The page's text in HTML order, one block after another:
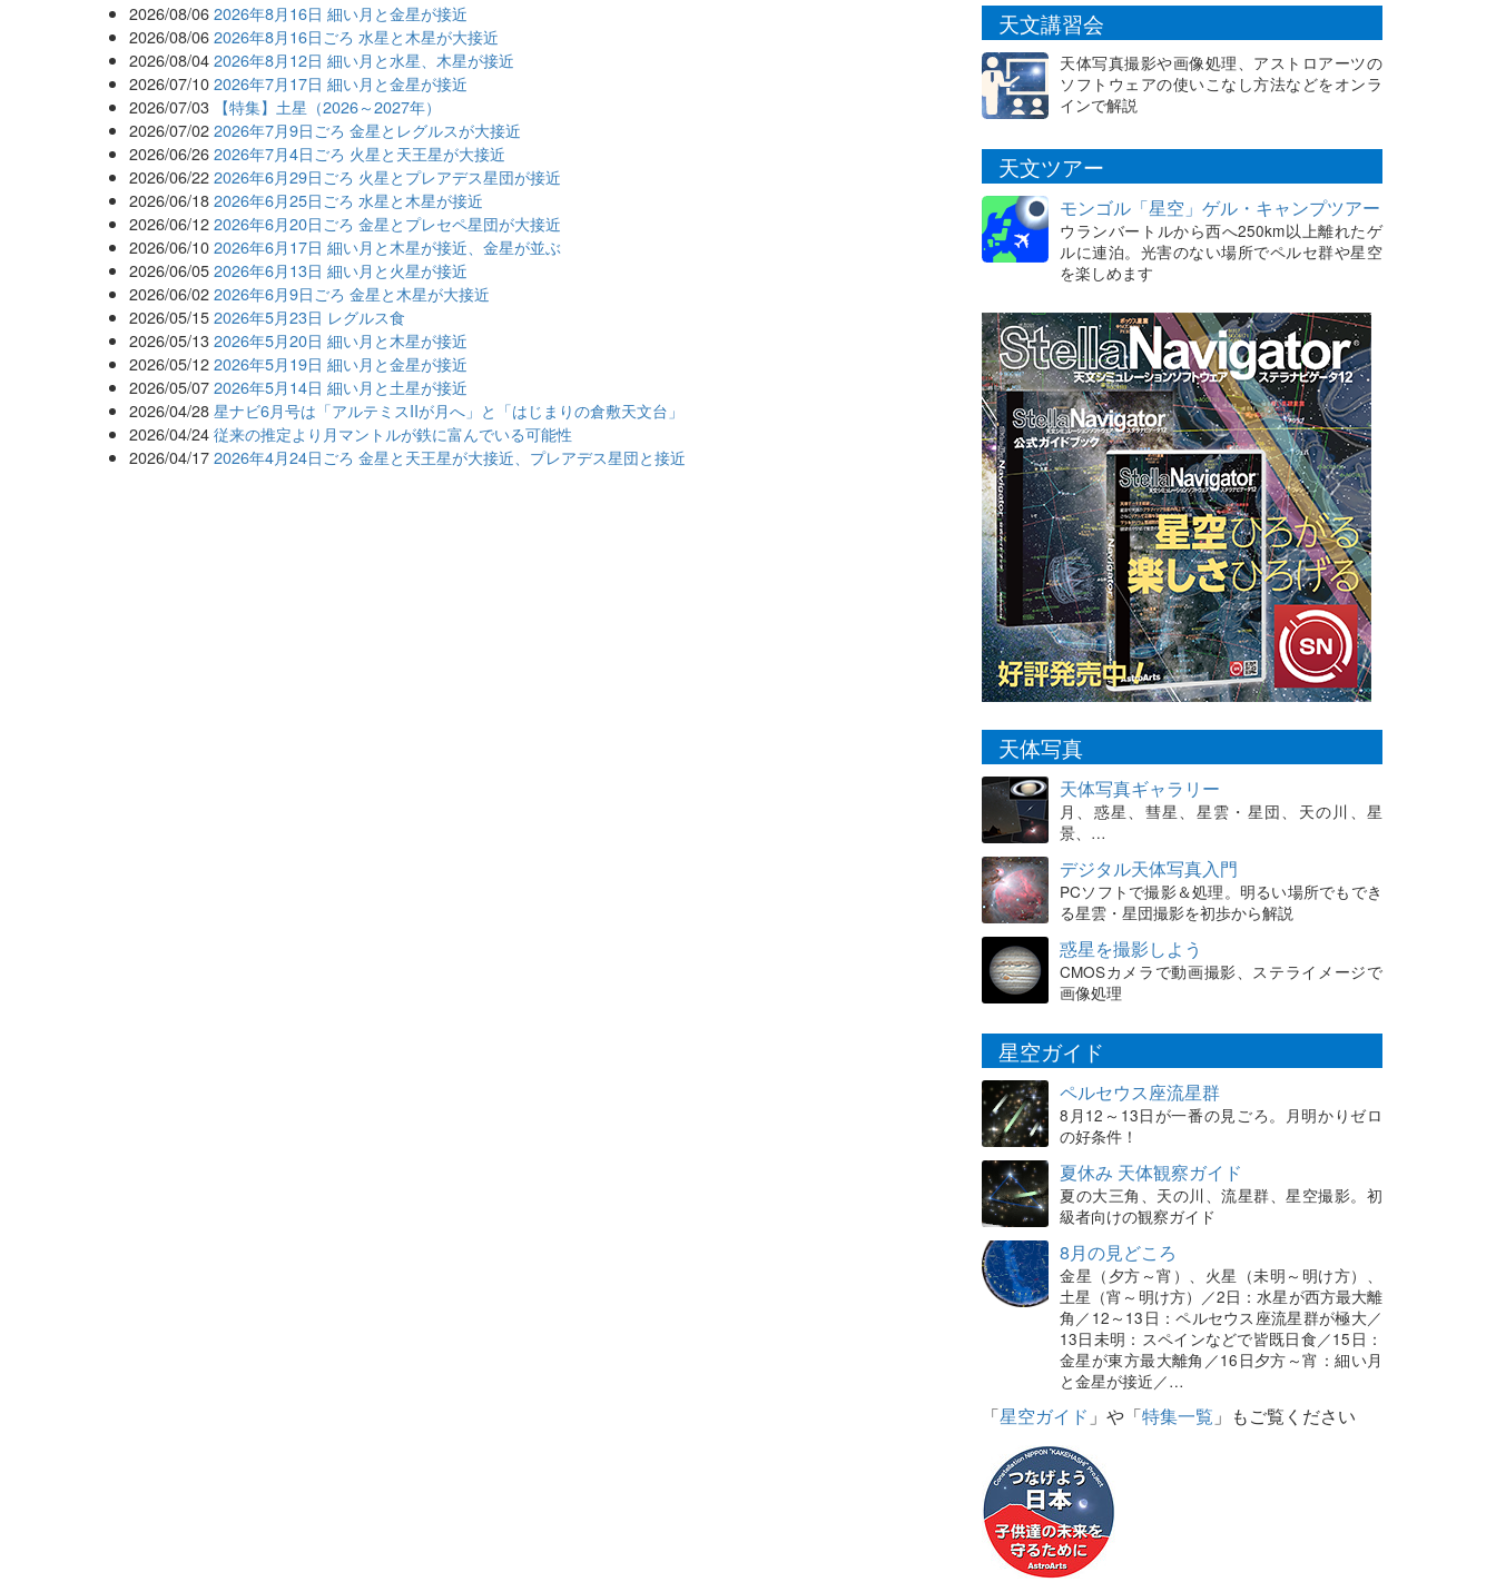
2026/08/06 2026年8月16日 細い月と金星が接近
2026/08/06 2026年8月16日ごろ 水星と木星が大接近
2026/08/04 2026年8月12日 細い月と水星、木星が接近
2026/07/10 2026年7月17日 細い月と金星が接近
2026/07/03 【特集】土星（2026～2027年）
2026/07/02 2026年7月9日ごろ 金星とレグルスが大接近
2026/06/26 2026年7月4日ごろ 火星と天王星が大接近
2026/06/22 2026年6月29日ごろ 火星とプレアデス星団が接近
2026/06/18 2026年6月25日ごろ 水星と木星が接近
2026/06/12 2026年6月20日ごろ 金星とプレセペ星団が大接近
2026/06/10 2026年6月17日 細い月と木星が接近、金星が並ぶ
2026/06/05 2026年6月13日 細い月と火星が接近
2026/06/02 2026年6月9日ごろ 金星と木星が大接近
2026/05/15 2026年5月23日 レグルス食
2026/05/13 2026年5月20日 細い月と木星が接近
2026/05/12 2026年5月19日 細い月と金星が接近
2026/05/07 2026年5月14日 細い月と土星が接近
2026/04/28 星ナビ6月号は「アルテミスIIが月へ」と「はじまりの倉敷天文台」
2026/04/24 従来の推定より月マントルが鉄に富んでいる可能性
2026/04/17 2026年4月24日ごろ 金星と天王星が大接近、プレアデス星団と接近
天文講習会
天体写真撮影や画像処理、アストロアーツの
ソフトウェアの使いこなし方法などをオンラ
インで解説
天文ツアー
モンゴル「星空」ゲル・キャンプツアー
ウランバートルから西へ250km以上離れたゲ
ルに連泊。光害のない場所でペルセ群や星空
を楽しめます
天体写真
天体写真ギャラリー
月、惑星、彗星、星雲・星団、天の川、星
景、…
デジタル天体写真入門
PCソフトで撮影＆処理。明るい場所でもでき
る星雲・星団撮影を初歩から解説
惑星を撮影しよう
CMOSカメラで動画撮影、ステライメージで
画像処理
星空ガイド
ペルセウス座流星群
8月12～13日が一番の見ごろ。月明かりゼロ
の好条件！
夏休み 天体観察ガイド
夏の大三角、天の川、流星群、星空撮影。初
級者向けの観察ガイド
8月の見どころ
金星（夕方～宵）、火星（未明～明け方）、
土星（宵～明け方）／2日：水星が西方最大離
角／12～13日：ペルセウス座流星群が極大／
13日未明：スペインなどで皆既日食／15日：
金星が東方最大離角／16日夕方～宵：細い月
と金星が接近／…
「星空ガイド 」や「特集一覧 」もご覧ください